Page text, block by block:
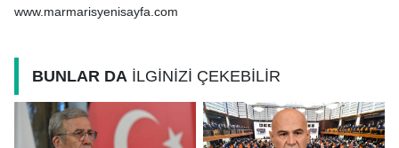
otomobilinin altında ölü
www.marmarisyenisayfa.com
BUNLAR DA İLGİNİZİ ÇEKEBİLİR